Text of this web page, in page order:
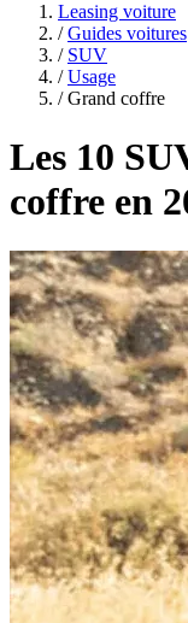
Leasing voiture
/ Guides voitures
/ SUV
/ Usage
/ Grand coffre
Les 10
coffre en